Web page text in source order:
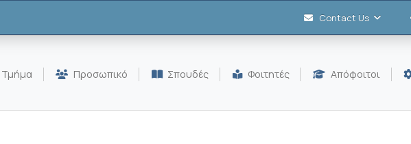
Contact Us
Τμήμα Προσωπικό Σπουδές Φοιτητές Απόφοιτοι